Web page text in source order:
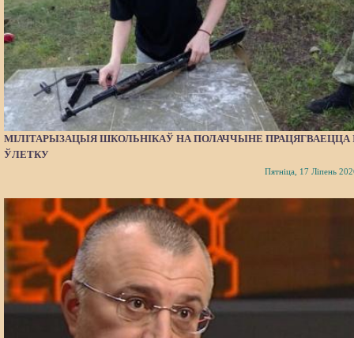
МІЛІТАРЫЗАЦЫЯ ШКОЛЬНІКАЎ НА ПОЛАЧЧЫНЕ ПРАЦЯГВАЕЦЦА
ЎЛЕТКУ
Пятніца, 17 Ліпень